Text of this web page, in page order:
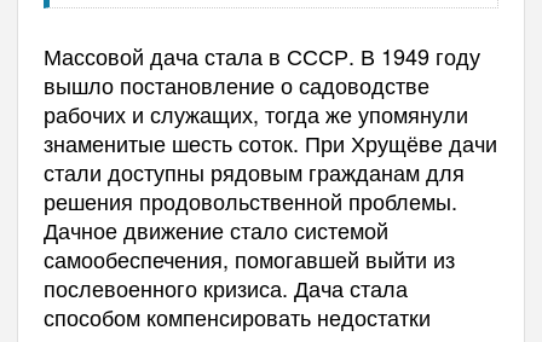
Массовой дача стала в СССР. В 1949 году
вышло постановление о садоводстве
рабочих и служащих, тогда же упомянули
знаменитые шесть соток. При Хрущёве дачи
стали доступны рядовым гражданам для
решения продовольственной проблемы.
Дачное движение стало системой
самообеспечения, помогавшей выйти из
послевоенного кризиса. Дача стала
способом компенсировать недостатки